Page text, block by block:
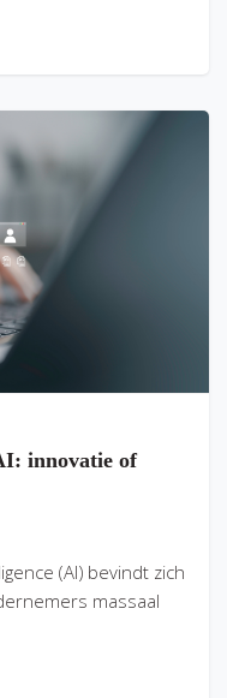
innovatie of
(AI) bevindt zich
massaal